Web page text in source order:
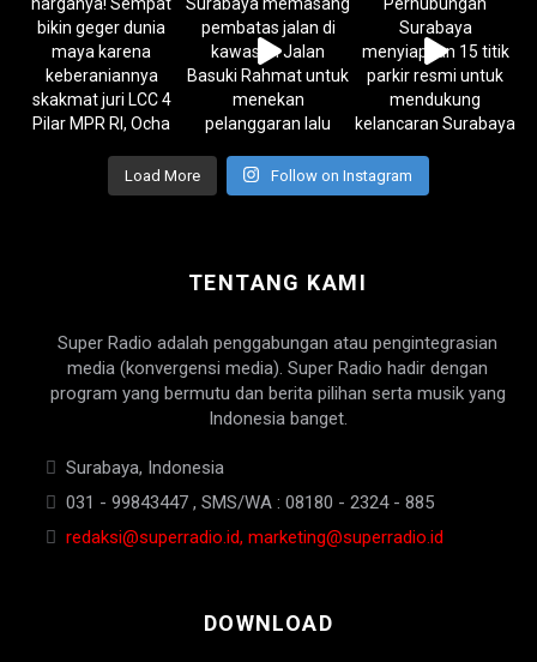
Load More Follow on Instagram
TENTANG KAMI
Super Radio adalah penggabungan atau pengintegrasian
media (konvergensi media). Super Radio hadir dengan
program yang bermutu dan berita pilihan serta musik yang
Indonesia banget.
Surabaya, Indonesia
031 - 99843447 , SMS/WA : 08180 - 2324 - 885
redaksi@superradio.id, marketing@superradio.id
DOWNLOAD